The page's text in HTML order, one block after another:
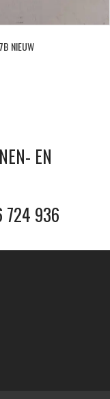
NIEUW
EN
724 936